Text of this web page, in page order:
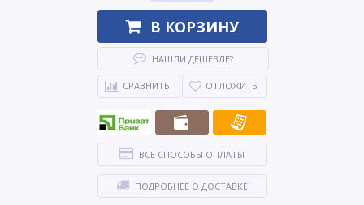
В КОРЗИНУ
НАШЛИ ДЕШЕВЛЕ?
СРАВНИТЬ ОТЛОЖИТЬ
ВСЕ СПОСОБЫ ОПЛАТЫ
ПОДРОБНЕЕ О ДОСТАВКЕ